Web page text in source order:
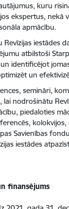
kuru
ekspertus, nekā
apmācību.
Revīzijas iestādes
atbilstoši
identificējot
un
semināri,
lai nodrošinātu
piedaloties
Savienības
iestādes
finansējums